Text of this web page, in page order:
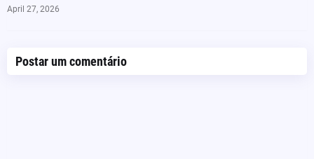
April 27, 2026
Postar um comentário